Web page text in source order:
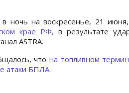
ночь на воскресенье, 21 июня,
крае РФ, в результате
ASTRA.
что на топливном
атаки БПЛА.